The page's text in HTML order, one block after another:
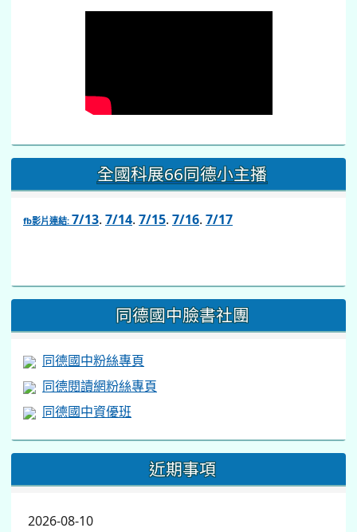
全國科展66同德小主播
fb影片連結: 7/13. 7/14. 7/15. 7/16. 7/17
https://www.facebook.com/share/v/1BsLSkstia/
同德國中臉書社團
同德國中粉絲專頁
同德閱讀網粉絲專頁
同德國中資優班
近期事項
2026-08-10